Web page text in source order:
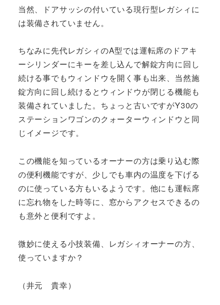
当然、ドアサッシの付いている現行型レガシィに
は装備されていません。
ちなみに先代レガシィのA型では運転席のドアキ
ーシリンダーにキーを差し込んで解錠方向に回し
続ける事でもウィンドウを開く事も出来、当然施
錠方向に回し続けるとウィンドウが閉じる機能も
装備されていました。ちょっと古いですがY30の
ステーションワゴンのクォーターウィンドウと同
じイメージです。
この機能を知っているオーナーの方は乗り込む際
の便利機能ですが、少しでも車内の温度を下げる
のに使っている方もいるようです。他にも運転席
に忘れ物をした時等に、窓からアクセスできるの
も意外と便利ですよ。
微妙に使える小技装備、レガシィオーナーの方、
使っていますか？
（井元 貴幸）